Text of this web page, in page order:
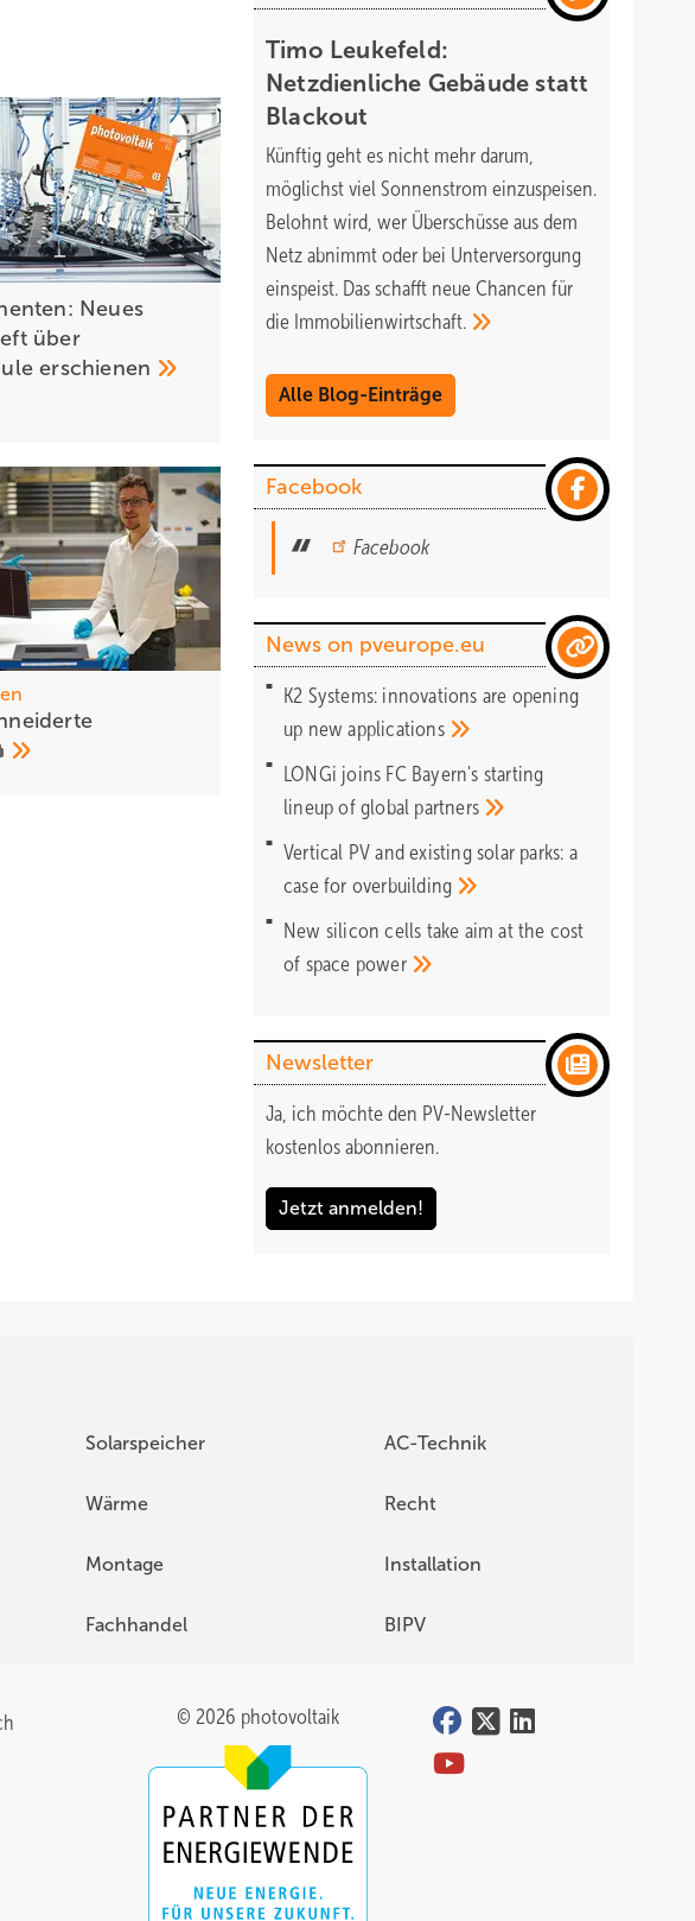
Neues
über
erschienen
Timo Leukefeld:
Netzdienliche Gebäude statt
Blackout
Künftig geht es nicht mehr darum,
möglichst viel Sonnenstrom einzuspeisen.
Belohnt wird, wer Überschüsse aus dem
Netz abnimmt oder bei Unterversorgung
einspeist. Das schafft neue Chancen für
die Immobilienwirtschaft.
Alle Blog-Einträge
Facebook
Facebook
News on pveurope.eu
K2 Systems: innovations are opening
up newapplications
LONGi joins FC Bayern's starting
lineup of global partners
Vertical PV and existing solar parks: a
case for overbuilding
New silicon cells take aim at the cost
of space power
Newsletter
Ja, ich möchte den PV-Newsletter
kostenlos abonnieren.
Jetzt anmelden!
Solarspeicher AC-Technik
Wärme Recht
Montage Installation
Fachhandel BIPV
© 2026 photovoltaik